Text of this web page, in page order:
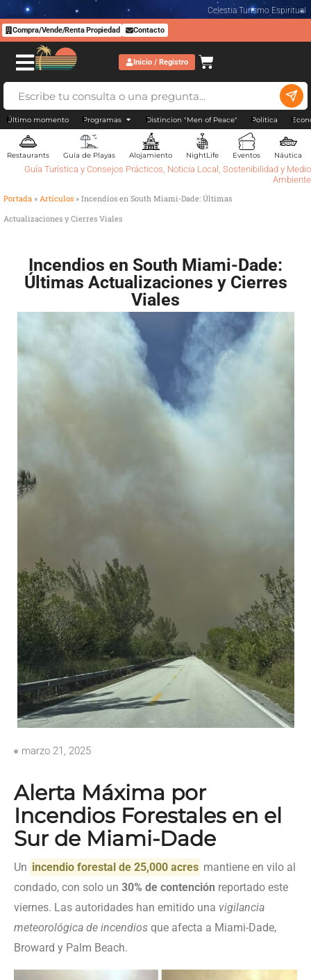
Celestia Turismo Espiritual
Compra/Vende/Renta Propiedad Contacto
Inicio / Registro
Último momento Programas Distincion "Men of Peace" Politica
Restaurants Guía de Playas Alojamiento NightLife Eventos Náutica
Guía Turística y Consejos Prácticos, Noticia Local , Sostenibilidad y Medio
Ambiente
Portada » Artículos » Incendios en South Miami-Dade: Últimas
Actualizaciones y Cierres Viales
Incendios en South Miami-Dade:
Últimas Actualizaciones y Cierres
Viales
marzo 21, 2025
Alerta Máxima por
Incendios Forestales en el
Sur de Miami-Dade
Un incendio forestal de 25,000 acres mantiene en vilo al
condado, con solo un 30% de contención reportado este
viernes. Las autoridades han emitido una vigilancia
meteorológica de incendios que afecta a Miami-Dade,
Broward y Palm Beach.